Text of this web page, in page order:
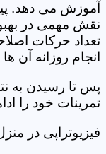
آموزش می دهد.
نقش مهمی در بهبود
تعداد حرکات
انجام روزانه آن
پس تا رسیدن به
تمرینات خود را
فیزیوتراپی در